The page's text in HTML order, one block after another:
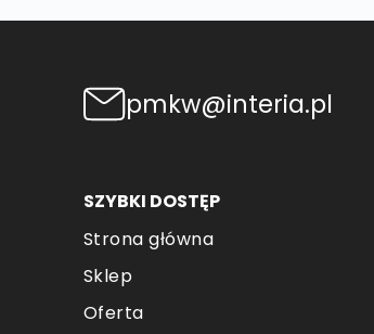
pmkw@interia.pl
SZYBKI DOSTĘP
Strona główna
Sklep
Oferta